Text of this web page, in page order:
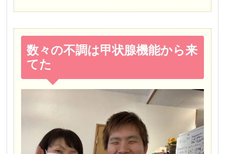
数々の不調は甲状腺機能から来
てた